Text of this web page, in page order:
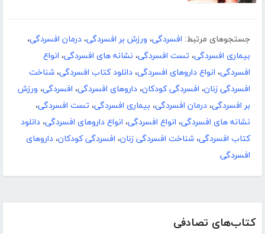
کتاب‌های تصادفی
جستجوهای مرتبط: افسردگی، ورزش بر افسردگی، درمان افسردگی،
بیماری افسردگی، تست افسردگی، نشانه های افسردگی، انواع
افسردگی، انواع داروهای افسردگی، دانلود کتاب افسردگی، شناخت
افسردگی زنان، افسردگی کودکان، داروهای افسردگی، افسردگی، ورزش
بر افسردگی، درمان افسردگی، بیماری افسردگی، تست افسردگی،
نشانه های افسردگی، انواع افسردگی، انواع داروهای افسردگی، دانلود
کتاب افسردگی، شناخت افسردگی زنان، افسردگی کودکان، داروهای
افسردگی